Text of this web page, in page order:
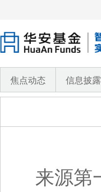
焦点动态 信息披露
来源第